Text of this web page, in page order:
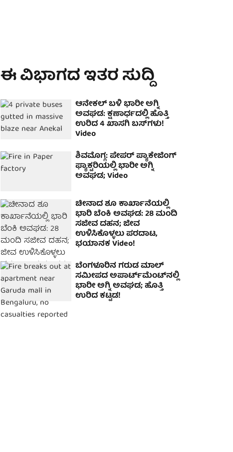
ಈ ವಿಭಾಗದ ಇತರ ಸುದ್ದಿ
ಆನೇಕಲ್‌ ಬಳಿ ಭಾರೀ ಅಗ್ನಿ
ಅವಘಡ: ಕ್ಷಣಾರ್ಧದಲ್ಲಿ ಹೊತ್ತಿ
ಉರಿದ 4 ಖಾಸಗಿ ಬಸ್‌ಗಳು!
Video
ಶಿವಮೊಗ್ಗ: ಪೇಪರ್ ಪ್ಯಾಕೇಜಿಂಗ್
ಫ್ಯಾಕ್ಟರಿಯಲ್ಲಿ ಭಾರೀ ಅಗ್ನಿ
ಅವಘಡ; Video
ಚೀನಾದ ಶೂ ಕಾರ್ಖಾನೆಯಲ್ಲಿ
ಭಾರಿ ಬೆಂಕಿ ಅವಘಡ: 28 ಮಂದಿ
ಸಜೀವ ದಹನ; ಜೀವ
ಉಳಿಸಿಕೊಳ್ಳಲು ಪರದಾಟ,
ಭಯಾನಕ Video!
ಬೆಂಗಳೂರಿನ ಗರುಡ ಮಾಲ್
ಸಮೀಪದ ಅಪಾರ್ಟ್‌ಮೆಂಟ್‌ನಲ್ಲಿ
ಭಾರೀ ಅಗ್ನಿ ಅವಘಡ; ಹೊತ್ತಿ
ಉರಿದ ಕಟ್ಟಡ!